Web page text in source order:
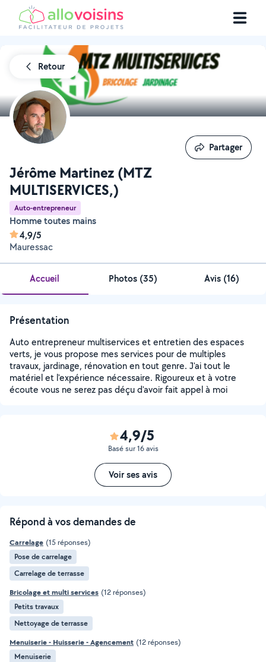
Retour
Jérôme Martinez (MTZ
MULTISERVICES,)
Auto-entrepreneur
Homme toutes mains
4,9/5
Mauressac
Partager
Partager
Accueil Photos (35) Avis (16)
Présentation
Auto entrepreneur multiservices et entretien des espaces
verts, je vous propose mes services pour de multiples
travaux, jardinage, rénovation en tout genre. J'ai tout le
matériel et l'expérience nécessaire. Rigoureux et à votre
écoute vous ne serez pas déçu d'avoir fait appel à moi
4,9/5
Basé sur 16 avis
Voir ses avis
Répond à vos demandes de
Carrelage (15 réponses)
Pose de carrelage
Carrelage de terrasse
Bricolage et multi services (12 réponses)
Petits travaux
Nettoyage de terrasse
Menuiserie - Huisserie - Agencement (12 réponses)
Menuiserie